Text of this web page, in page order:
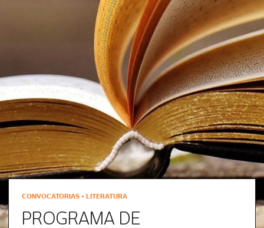
CONVOCATORIAS • LITERATURA
PROGRAMA DE